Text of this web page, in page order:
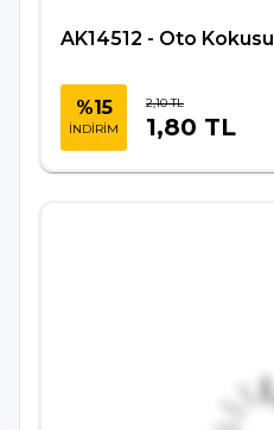
AK14512 - Oto Kokusu
%15
İNDİRİM
2,10 TL
1,80 TL